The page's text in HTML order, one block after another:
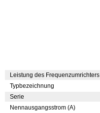
Leistung des Frequenzumrichters
Typbezeichnung
Serie
Nennausgangsstrom (A)